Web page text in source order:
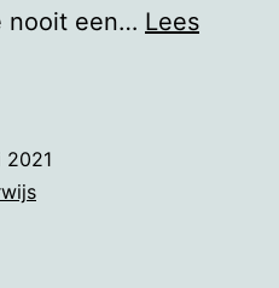
nooit een… Lees
2021